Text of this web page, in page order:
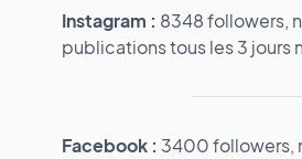
Instagram : 8348 followers,
publications tous les 3 jours
Facebook : 3400 followers,